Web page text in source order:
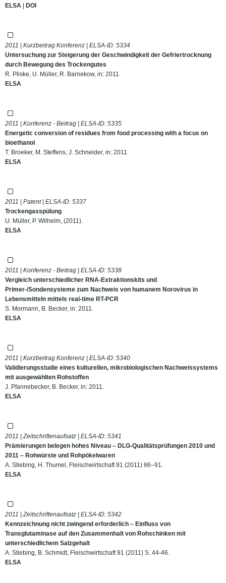
ELSA | DOI
2011 | Kurzbeitrag Konferenz | ELSA-ID: 5334
Untersuchung zur Steigerung der Geschwindigkeit der Gefriertrocknung
durch Bewegung des Trockengutes
R. Pliske, U. Müller, R. Barnekow, in: 2011.
ELSA
2011 | Konferenz - Beitrag | ELSA-ID: 5335
Energetic conversion of residues from food processing with a focus on
bioethanol
T. Broeker, M. Steffens, J. Schneider, in: 2011.
ELSA
2011 | Patent | ELSA-ID: 5337
Trockengasspülung
U. Müller, P. Wilhelm, (2011).
ELSA
2011 | Konferenz - Beitrag | ELSA-ID: 5338
Vergleich unterschiedlicher RNA-Extraktionskits und
Primer-/Sondensysteme zum Nachweis von humanem Norovirus in
Lebensmitteln mittels real-time RT-PCR
S. Mormann, B. Becker, in: 2011.
ELSA
2011 | Kurzbeitrag Konferenz | ELSA-ID: 5340
Validierungsstudie eines kulturellen, mikrobiologischen Nachweissystems
mit ausgewählten Rohstoffen
J. Pfannebecker, B. Becker, in: 2011.
ELSA
2011 | Zeitschriftenaufsatz | ELSA-ID: 5341
Prämierungen belegen hohes Niveau – DLG-Qualitätsprüfungen 2010 und
2011 – Rohwürste und Rohpökelwaren
A. Stiebing, H. Thumel, Fleischwirtschaft 91 (2011) 86–91.
ELSA
2011 | Zeitschriftenaufsatz | ELSA-ID: 5342
Kennzeichnung nicht zwingend erforderlich – Einfluss von
Transglutaminase auf den Zusammenhalt von Rohschinken mit
unterschiedlichem Salzgehalt
A. Stiebing, B. Schmidt, Fleischwirtschaft 91 (2011) S. 44-46.
ELSA